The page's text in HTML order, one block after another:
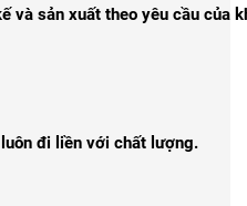
và sản xuất theo yêu cầu của
đi liền với chất lượng.